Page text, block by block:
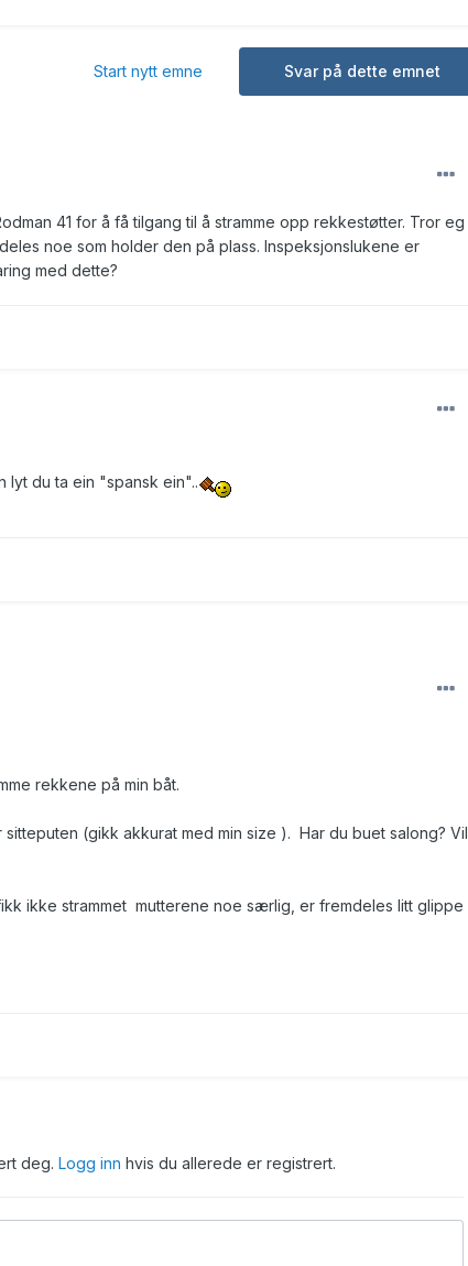
Svar på dette emnet
Start nytt emne
41 for å få tilgang til å stramme opp rekkestøtter. Tror eg
noe som holder den på plass. Inspeksjonslukene er
med dette?
lyt du ta ein "spansk ein"..
rekkene på min båt.
(gikk akkurat med min size ). Har du buet salong? Vil
ikke strammet mutterene noe særlig, er fremdeles litt glippe
deg. Logg inn hvis du allerede er registrert.